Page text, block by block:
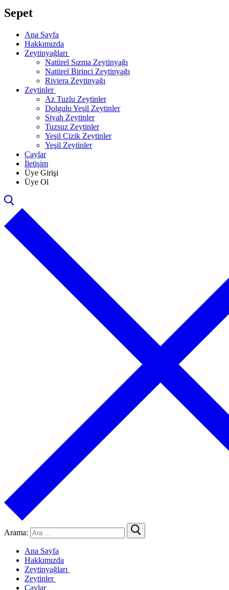
Sepet
Ana Sayfa
Hakkımızda
Zeytinyağları
Natürel Sızma Zeytinyağı
Natürel Birinci Zeytinyağı
Riviera Zeytinyağı
Zeytinler
Az Tuzlu Zeytinler
Dolgulu Yeşil Zeytinler
Siyah Zeytinler
Tuzsuz Zeytinler
Yeşil Çizik Zeytinler
Yeşil Zeytinler
Çaylar
İletişim
Üye Girişi
Üye Ol
Arama:
Ana Sayfa
Hakkımızda
Zeytinyağları
Natürel Sızma Zeytinyağı
Natürel Birinci Zeytinyağı
Zeytinler
Az Tuzlu Zeytinler
Çaylar